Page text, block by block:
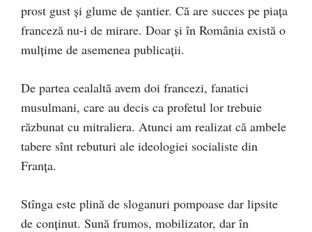
prost gust și glume de șantier. Că are succes pe piața
franceză nu-i de mirare. Doar și în România există o
mulțime de asemenea publicații.
De partea cealaltă avem doi francezi, fanatici
musulmani, care au decis ca profetul lor trebuie
răzbunat cu mitraliera. Atunci am realizat că ambele
tabere sînt rebuturi ale ideologiei socialiste din
Franța.
Stînga este plină de sloganuri pompoase dar lipsite
de conținut. Sună frumos, mobilizator, dar în